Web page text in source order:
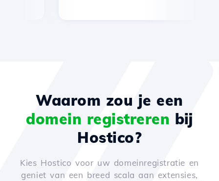
Waarom zou je een
domein registreren bij
Hostico?
Kies Hostico voor uw domeinregistratie en
geniet van een breed scala aan extensies,